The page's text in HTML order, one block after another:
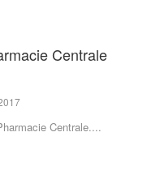
Centrale
Centrale....